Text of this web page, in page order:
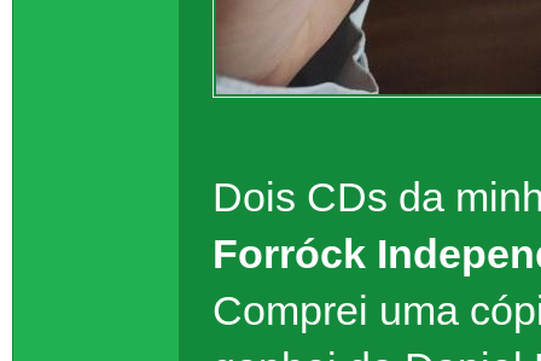
Dois CDs da
Forróck
Comprei uma